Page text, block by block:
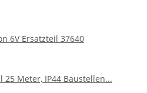
6V Ersatzteil 37640